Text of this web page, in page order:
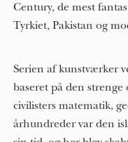
Century, de mest
Tyrkiet, Pakistan og
Serien af ​​kunstværker
baseret på den
civilisters matematik,
århundreder var den